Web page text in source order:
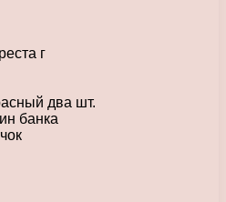
г
два шт.
банка